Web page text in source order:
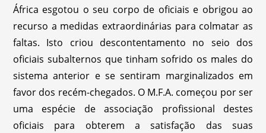
África esgotou o seu corpo de oficiais e obrigou ao
recurso a medidas extraordinárias para colmatar as
faltas. Isto criou descontentamento no seio dos
oficiais subalternos que tinham sofrido os males do
sistema anterior e se sentiram marginalizados em
favor dos recém-chegados. O M.F.A. começou por ser
uma espécie de associação profissional destes
oficiais para obterem a satisfação das suas